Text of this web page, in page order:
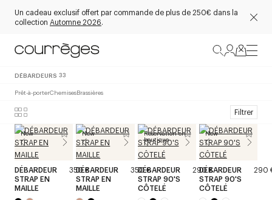
Un cadeau exclusif offert par commande de plus de 250€ dans la
collection Automne 2026.
DÉBARDEURS 33
Prêt-à-porterChemisesBrassières
Filtrer
New
DÉBARDEUR
STRAP EN
MAILLE
350 €
New
DÉBARDEUR
STRAP EN
MAILLE
350 €
Réservation en
boutique
DÉBARDEUR
STRAP 90'S
CÔTELÉ
290 €
New
DÉBARDEUR
STRAP 90'S
CÔTELÉ
290